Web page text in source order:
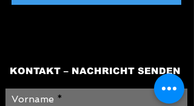
KONTAKT – NACHRICHT SENDEN
Vorname